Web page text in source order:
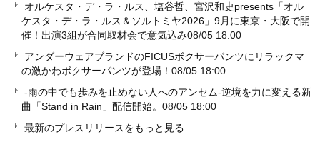
オルケスタ・デ・ラ・ルス、塩谷哲、宮沢和史presents「オル
ケスタ・デ・ラ・ルス＆ソルトミヤ2026」9月に東京・大阪で開
催！出演3組が合同取材会で意気込み08/05 18:00
アンダーウェアブランドのFICUSボクサーパンツにリラックマ
の激かわボクサーパンツが登場！ 08/05 18:00
-雨の中でも歩みを止めない人へのアンセム-逆境を力に変える新
曲「Stand in Rain」配信開始。 08/05 18:00
最新のプレスリリースをもっと見る